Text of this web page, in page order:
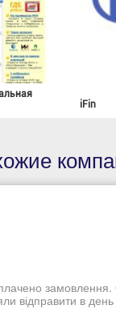
iFin
замовлення.
відправити в